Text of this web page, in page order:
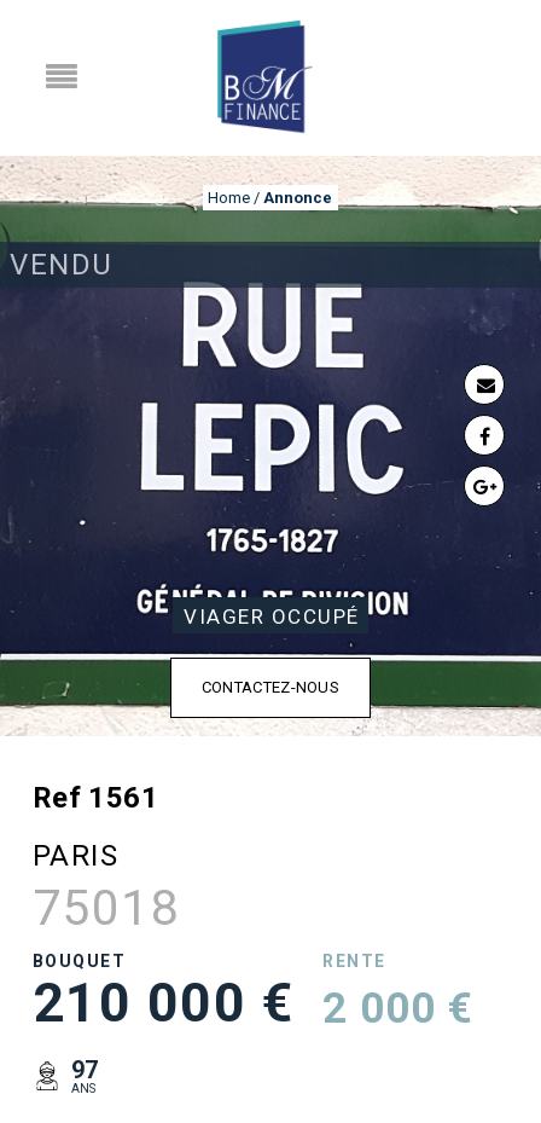
VENDU
Home / Annonce
ANNONCE
VIAGER OCCUPÉ
CONTACTEZ-NOUS
Ref 1561
PARIS
75018
BOUQUET
210 000 €
RENTE
2 000 €
97
ANS